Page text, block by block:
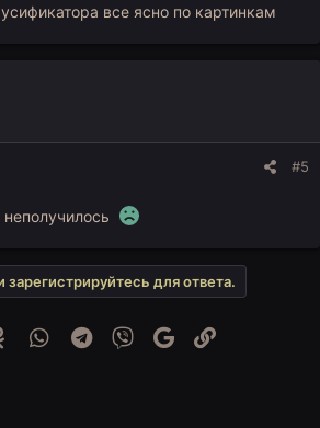
все ясно по картинкам
#5
зарегистрируйтесь для ответа.
Ok WhatsAppTelegramViber Google